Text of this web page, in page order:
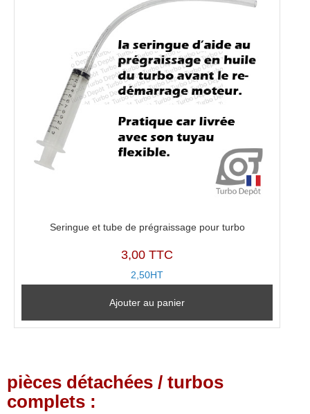
Seringue et tube de prégraissage pour turbo
3,00 TTC
2,50HT
Ajouter au panier
pièces détachées / turbos
complets :